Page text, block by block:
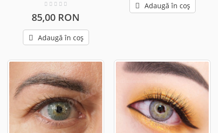
85,00 RON
Adaugă în coș
Adaugă în coș